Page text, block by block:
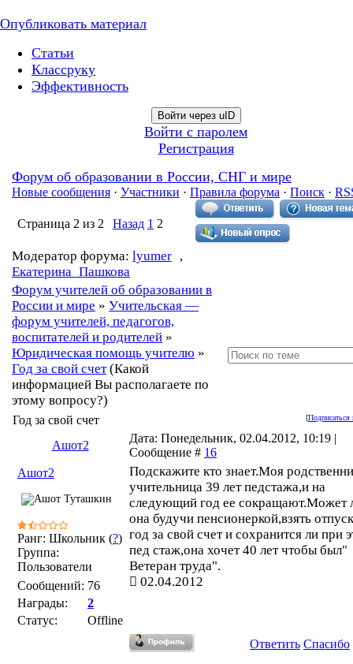
Опубликовать материал
Статьи
Классруку
Эффективность
Войти через uID
Войти с паролем
Регистрация
Форум об образовании в России, СНГ и мире
Новые сообщения · Участники · Правила форума · Поиск ·
Страница 2 из 2 Назад 1 2
Модератор форума: lyumer ,
Екатерина_Пашкова
Форум учителей об образовании в
России и мире » Учительская —
форум учителей, педагогов,
воспитателей и родителей »
Юридическая помощь учителю »
Год за свой счет (Какой
информацией Вы располагаете по
этому вопросу?)
[Подписаться
Год за свой счет
Ашот2
Дата: Понедельник, 02.04.2012, 10:19 |
Сообщение # 16
Ашот2
Ранг: Школьник (?)
Группа:
Пользователи
Сообщений: 76
Награды:
2
Статус:
Offline
Подскажите кто знает.Моя
учительница 39 лет педстажа,и на
следующий год ее сокращают.Может
она будучи пенсионеркой,взять
год за свой счет и сохранится ли при
пед стаж,она хочет 40 лет чтобы был"
Ветеран труда".
02.04.2012
Ответить Спасибо